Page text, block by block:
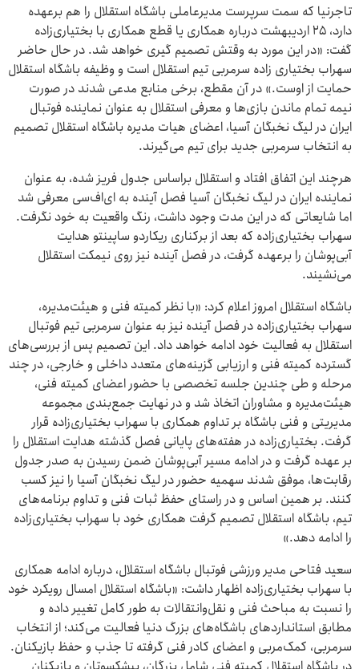
تاجرنیا که سمت سرپرست مدیرعاملی باشگاه استقلال را هم برعهده
دارد، ۲۵ اردیبهشت درباره همکاری یا قطع همکاری با بختیاری‌زاده
گفت: «در این مورد به وقتش تصمیم گیری خواهد شد. در حال حاضر
سهراب بختیاری زاده سرمربی تیم استقلال است و وظیفه باشگاه استقلال
حمایت از اوست.» در آن مقطع، برخی منابع مدعی شدند در صورت
نیمه تمام ماندن بازی‌ها و معرفی استقلال به عنوان نماینده فوتبال
ایران در لیگ نخبگان آسیا، اعضای هیات مدیره باشگاه استقلال تصمیم
به انتخاب سرمربی جدید برای تیم می‌گیرند.
هرچند این اتفاق افتاد و استقلال براساس جدول فریز شده، به عنوان
نماینده ایران در لیگ نخبگان آسیا فصل آینده به ای‌اف‌سی معرفی شد
اما شایعاتی که در این مدت وجود داشت، رنگ واقعیت به خود نگرفت.
سهراب بختیاری‌زاده که بعد از برکناری ریکاردو ساپینتو هدایت
آبی‌پوشان را برعهده گرفت، در فصل آینده نیز روی نیمکت استقلال
می‌نشیند.
باشگاه استقلال امروز اعلام کرد: «با نظر کمیته فنی و هیئت‌مدیره،
سهراب بختیاری‌زاده در فصل آینده نیز به عنوان سرمربی تیم فوتبال
استقلال به فعالیت خود ادامه خواهد داد. این تصمیم پس از بررسی‌های
گسترده کمیته فنی و ارزیابی گزینه‌های متعدد داخلی و خارجی، در چند
مرحله و طی چندین جلسه تخصصی با حضور اعضای کمیته فنی،
هیئت‌مدیره و مشاوران اتخاذ شد و در نهایت جمع‌بندی مجموعه
مدیریتی و فنی باشگاه بر تداوم همکاری با سهراب بختیاری‌زاده قرار
گرفت. بختیاری‌زاده در هفته‌های پایانی فصل گذشته هدایت استقلال را
بر عهده گرفت و در ادامه مسیر آبی‌پوشان ضمن رسیدن به صدر جدول
رقابت‌ها، موفق شدند سهمیه حضور در لیگ نخبگان آسیا را نیز کسب
کنند. بر همین اساس و در راستای حفظ ثبات فنی و تداوم برنامه‌های
تیم، باشگاه استقلال تصمیم گرفت همکاری خود با سهراب بختیاری‌زاده
را ادامه دهد.»
سعید فتاحی مدیر ورزشی فوتبال باشگاه استقلال، درباره ادامه همکاری
با سهراب بختیاری‌زاده اظهار داشت: «باشگاه استقلال امسال رویکرد خود
را نسبت به مباحث فنی و نقل‌وانتقالات به طور کامل تغییر داده و
مطابق استانداردهای باشگاه‌های بزرگ دنیا فعالیت می‌کند؛ از انتخاب
سرمربی، کمک‌مربی و اعضای کادر فنی گرفته تا جذب و حفظ بازیکنان.